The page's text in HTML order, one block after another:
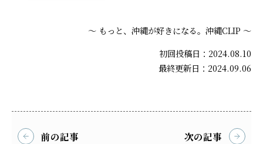
～ もっと、沖縄が好きになる。沖縄CLIP ～
初回投稿日：2024.08.10
最終更新日：2024.09.06
前の記事 次の記事